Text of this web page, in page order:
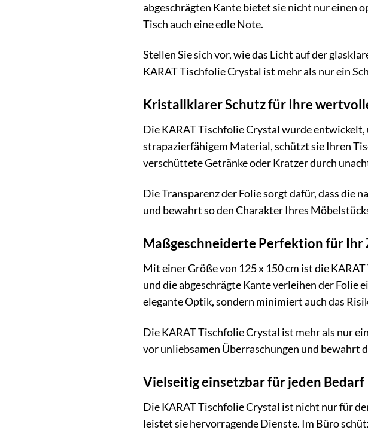
abgeschrägten Kante bietet sie nicht nur einen
Tisch auch eine edle Note.
Stellen Sie sich vor, wie das Licht auf der
KARAT Tischfolie Crystal ist mehr als nur ein
Kristallklarer Schutz für Ihre
Die KARAT Tischfolie Crystal wurde
strapazierfähigem Material, schützt sie Ihren
verschüttete Getränke oder Kratzer durch
Die Transparenz der Folie sorgt dafür, dass die
und bewahrt so den Charakter Ihres
Maßgeschneiderte Perfektion für Ihr
Mit einer Größe von 125 x 150 cm ist die
und die abgeschrägte Kante verleihen der Folie
elegante Optik, sondern minimiert auch das
Die KARAT Tischfolie Crystal ist mehr als nur
vor unliebsamen Überraschungen und bewahrt
Vielseitig einsetzbar für jeden Bedarf
Die KARAT Tischfolie Crystal ist nicht nur für
leistet sie hervorragende Dienste. Im Büro